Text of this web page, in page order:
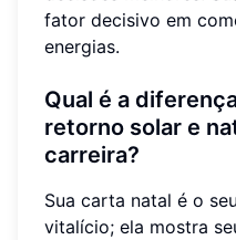
fator decisivo em
energias.
Qual é a
retorno solar e
carreira?
Sua carta natal é o
vitalício; ela mostra